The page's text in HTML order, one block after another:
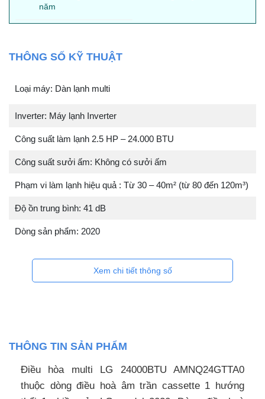
năm
THÔNG SỐ KỸ THUẬT
Loại máy: Dàn lạnh multi
Inverter: Máy lạnh Inverter
Công suất làm lạnh 2.5 HP – 24.000 BTU
Công suất sưởi ấm: Không có sưởi ấm
Phạm vi làm lạnh hiệu quả : Từ 30 – 40m² (từ 80 đến 120m³)
Độ ồn trung bình: 41 dB
Dòng sản phẩm: 2020
Xem chi tiết thông số
THÔNG TIN SẢN PHẨM
Điều hòa multi LG 24000BTU AMNQ24GTTA0
thuộc dòng điều hoà âm trần cassette 1 hướng